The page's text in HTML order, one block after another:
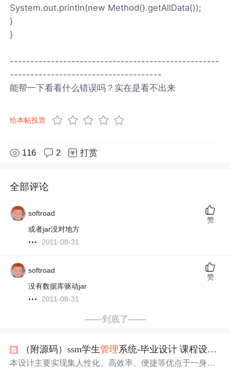
System.out.println(new Method().getAllData());
}
}
---------------------------------------------------
-------------------------------------
能帮一下看看什么错误吗？实在是看不出来
给本帖投票
116 2 打赏
全部评论
softroad
或者jar没对地方
2011-08-31
赞
softroad
没有数据库驱动jar
2011-08-31
赞
——到底了——
（附源码）ssm学生管理系统-毕业设计 课程设计 141543
本设计主要实现集人性化、高效率、便捷等优点于一身的